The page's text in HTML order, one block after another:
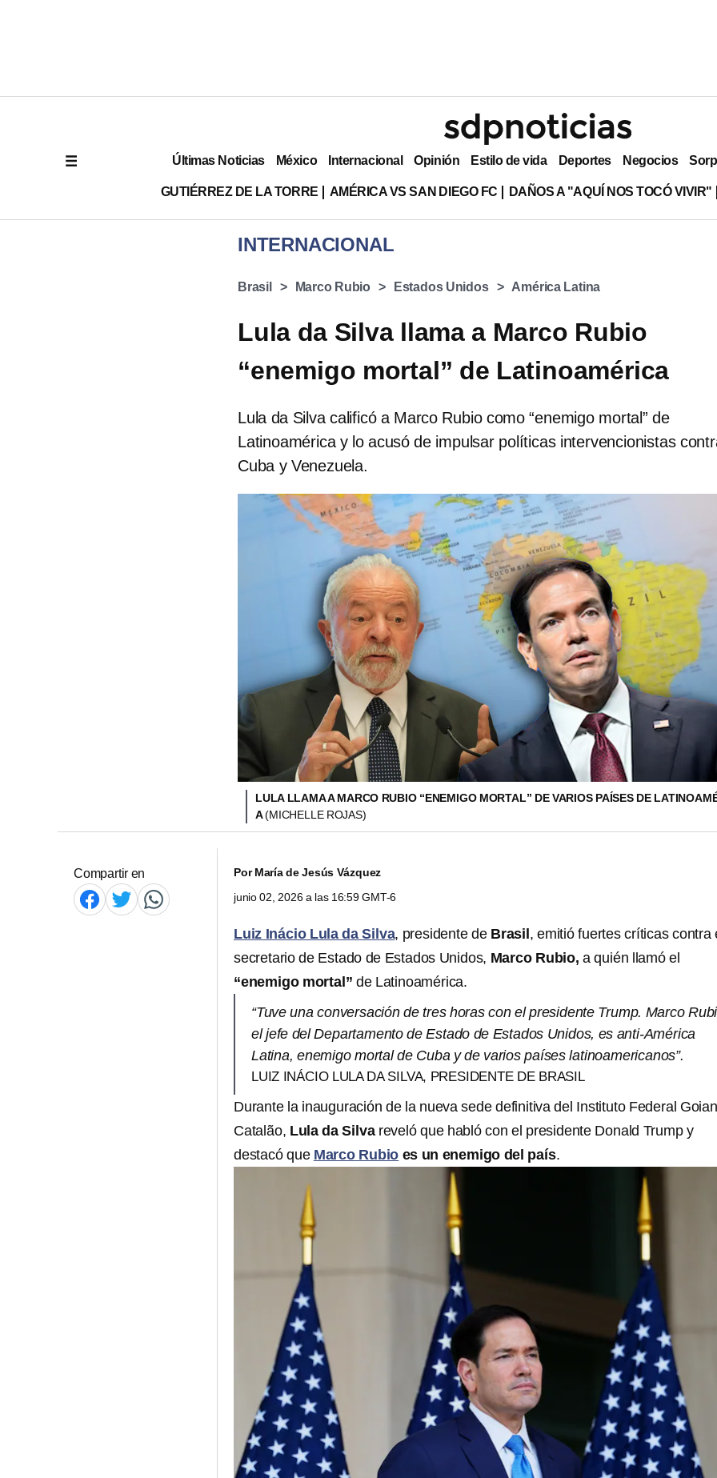
Últimas Noticias México Internacional Opinión Estilo de vida Deportes Negocios
GUTIÉRREZ DE LA TORRE AMÉRICA VS SAN DIEGO FC DAÑOS A "AQUÍ NOS TOCÓ VIVIR"
INTERNACIONAL
Brasil Marco Rubio Estados Unidos América Latina
Lula da Silva llama a Marco Rubio
“enemigo mortal” de Latinoamérica
Lula da Silva calificó a Marco Rubio como “enemigo mortal” de
Latinoamérica y lo acusó de impulsar políticas intervencionistas
Cuba y Venezuela.
LULA LLAMA A MARCO RUBIO “ENEMIGO MORTAL” DE VARIOS PAÍSES DE
A(MICHELLE ROJAS)
Compartir en PorMaría de Jesús Vázquez
junio 02, 2026 a las 16:59 GMT-6
Luiz Inácio Lula da Silva, presidente de Brasil , emitió fuertes críticas contra
secretario de Estado de Estados Unidos, Marco Rubio, a quién llamó el
“enemigo mortal” de Latinoamérica.
“Tuve una conversación de tres horas con el presidente Trump. Marco
el jefe del Departamento de Estado de Estados Unidos, es anti-América
Latina, enemigo mortal de Cuba y de varios países latinoamericanos”.
LUIZ INÁCIO LULA DA SILVA, PRESIDENTE DE BRASIL
Durante la inauguración de la nueva sede definitiva del Instituto Federal
Catalão, Lula da Silvareveló que habló con el presidente Donald Trump y
destacó que Marco Rubio es un enemigo del país.